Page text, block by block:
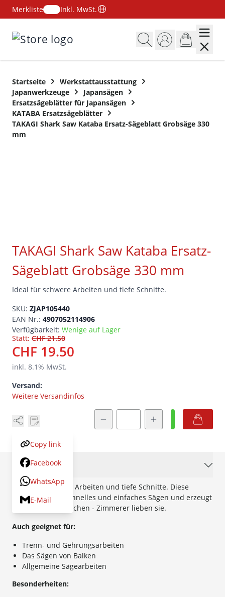
Merkliste
Inkl. MwSt.
Startseite
Werkstattausstattung
Japanwerkzeuge
Japansägen
Ersatzsägeblätter für Japansägen
KATABA Ersatzsägeblätter
TAKAGI Shark Saw Kataba Ersatz-Sägeblatt Grobsäge 330
mm
TAKAGI Shark Saw Kataba Ersatz-
Sägeblatt Grobsäge 330 mm
Ideal für schwere Arbeiten und tiefe Schnitte.
SKU: ZJAP105440
EAN Nr.: 4907052114906
Verfügbarkeit: Wenige auf Lager
Statt: CHF 21.50
CHF 19.50
inkl. 8.1% MwSt.
Versand:
Weitere Versandinfos
Copy link
Facebook
WhatsApp
E-Mail
Beschreibung
Ideal für schwere Arbeiten und tiefe Schnitte. Diese
Kataba erlaubt schnelles und einfaches Sägen und erzeugt
saubere Schnittflächen - Zimmerer lieben sie.
Auch geeignet für:
Trenn- und Gehrungsarbeiten
Das Sägen von Balken
Allgemeine Sägearbeiten
Besonderheiten: